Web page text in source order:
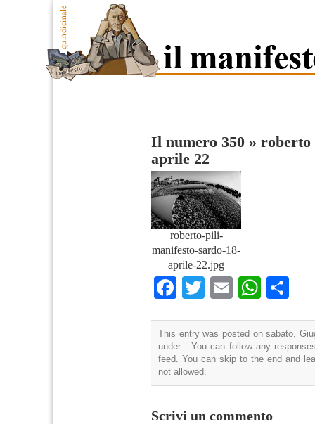
Il numero 350 » roberto
aprile 22
roberto-pili-
manifesto-sardo-18-
aprile-22.jpg
Facebook
Twitter
Email
This entry was posted on sabato,
under . You can follow any
feed. You can skip to the end and
not allowed.
Scrivi un commento